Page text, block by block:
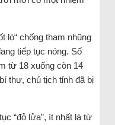
lò“ chống tham nhũng
tiếp tục nóng. Số
từ 18 xuống còn 14
thư, chủ tịch tỉnh đã bị
“đỏ lửa”, ít nhất là từ